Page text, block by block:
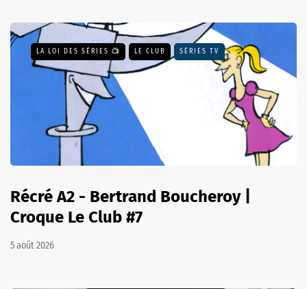
LA LOI DES SÉRIES 📺 LE CLUB SÉRIES TV
Récré A2 - Bertrand Boucheroy |
Croque Le Club #7
5 août 2026